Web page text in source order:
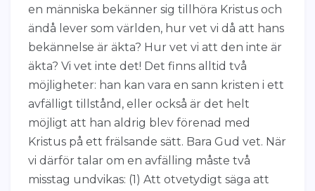
en människa bekänner sig tillhöra Kristus och
ändå lever som världen, hur vet vi då att hans
bekännelse är äkta? Hur vet vi att den inte är
äkta? Vi vet inte det! Det finns alltid två
möjligheter: han kan vara en sann kristen i ett
avfälligt tillstånd, eller också är det helt
möjligt att han aldrig blev förenad med
Kristus på ett frälsande sätt. Bara Gud vet. När
vi därför talar om en avfälling måste två
misstag undvikas: (1) Att otvetydigt säga att